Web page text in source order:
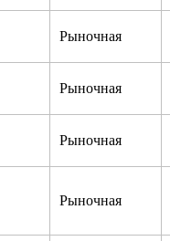
Рыночная
Рыночная
Рыночная
Рыночная